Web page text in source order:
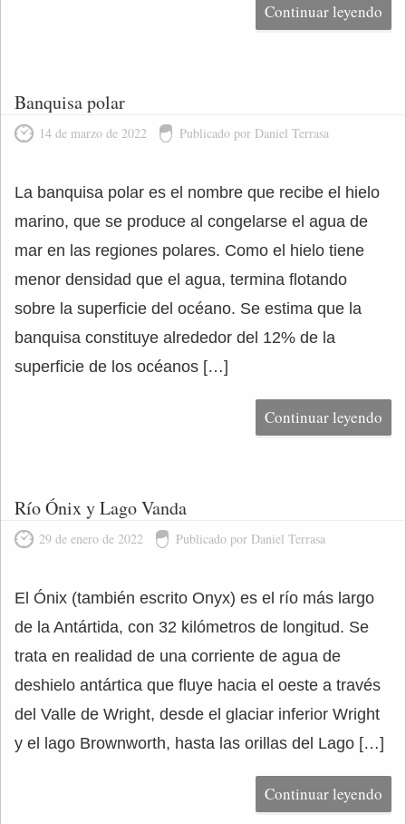
Continuar leyendo
Banquisa polar
14 de marzo de 2022 Publicado por Daniel Terrasa
La banquisa polar es el nombre que recibe el hielo
marino, que se produce al congelarse el agua de
mar en las regiones polares. Como el hielo tiene
menor densidad que el agua, termina flotando
sobre la superficie del océano. Se estima que la
banquisa constituye alrededor del 12% de la
superficie de los océanos […]
Continuar leyendo
Río Ónix y Lago Vanda
29 de enero de 2022 Publicado por Daniel Terrasa
El Ónix (también escrito Onyx) es el río más largo
de la Antártida, con 32 kilómetros de longitud. Se
trata en realidad de una corriente de agua de
deshielo antártica que fluye hacia el oeste a través
del Valle de Wright, desde el glaciar inferior Wright
y el lago Brownworth, hasta las orillas del Lago […]
Continuar leyendo